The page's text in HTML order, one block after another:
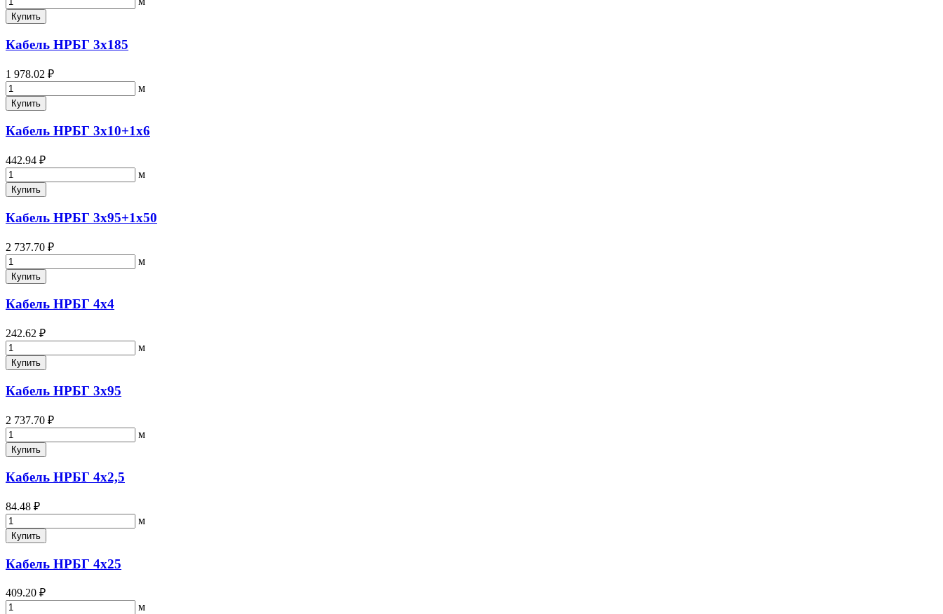
Купить
Кабель НРБГ 3х185
1 978.02 ₽
м
Купить
Кабель НРБГ 3х10+1х6
442.94 ₽
м
Купить
Кабель НРБГ 3х95+1х50
2 737.70 ₽
м
Купить
Кабель НРБГ 4х4
242.62 ₽
м
Купить
Кабель НРБГ 3х95
2 737.70 ₽
м
Купить
Кабель НРБГ 4х2,5
84.48 ₽
м
Купить
Кабель НРБГ 4х25
409.20 ₽
м